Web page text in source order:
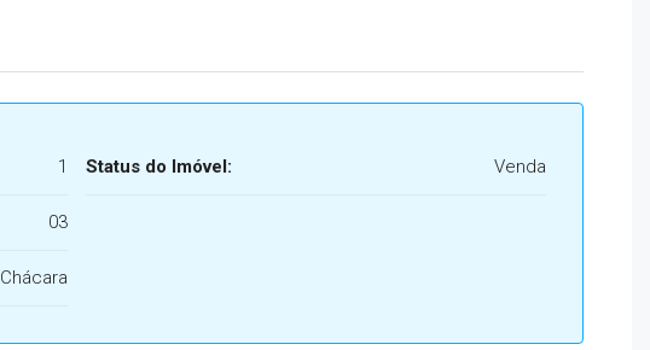
1
03
Chácara
Status do Imóvel: Venda